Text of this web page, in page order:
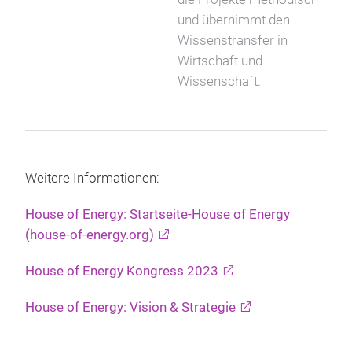
und übernimmt den
Wissenstransfer in
Wirtschaft und
Wissenschaft.
Weitere Informationen:
House of Energy: Startseite-House of Energy
(house-of-energy.org)
House of Energy Kongress 2023
House of Energy: Vision & Strategie